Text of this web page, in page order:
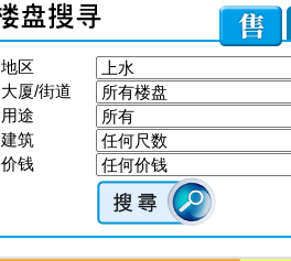
地区
大厦/街道
用途
建筑
价钱